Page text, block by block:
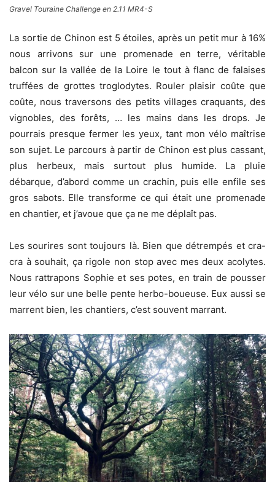
Gravel Touraine Challenge en 2.11 MR4-S
La sortie de Chinon est 5 étoiles, après un petit mur à 16%
nous arrivons sur une promenade en terre, véritable
balcon sur la vallée de la Loire le tout à flanc de falaises
truffées de grottes troglodytes. Rouler plaisir coûte que
coûte, nous traversons des petits villages craquants, des
vignobles, des forêts, … les mains dans les drops. Je
pourrais presque fermer les yeux, tant mon vélo maîtrise
son sujet. Le parcours à partir de Chinon est plus cassant,
plus herbeux, mais surtout plus humide. La pluie
débarque, d’abord comme un crachin, puis elle enfile ses
gros sabots. Elle transforme ce qui était une promenade
en chantier, et j’avoue que ça ne me déplaît pas.
Les sourires sont toujours là. Bien que détrempés et cra-
cra à souhait, ça rigole non stop avec mes deux acolytes.
Nous rattrapons Sophie et ses potes, en train de pousser
leur vélo sur une belle pente herbo-boueuse. Eux aussi se
marrent bien, les chantiers, c’est souvent marrant.